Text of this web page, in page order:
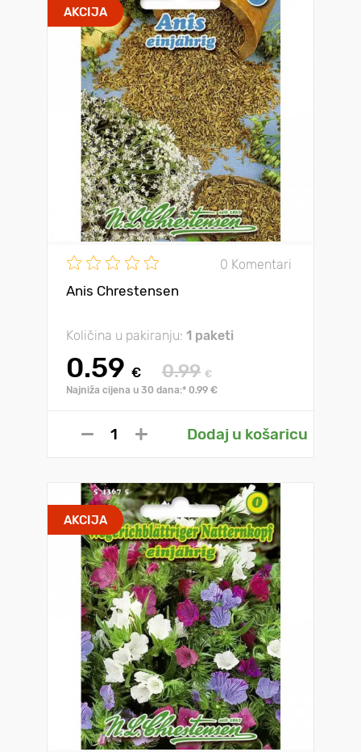
AKCIJA
0 Komentari
Anis Chrestensen
Količina u pakiranju: 1 paketi
0.59 € 0.99 €
Najniža cijena u 30 dana:* 0.99 €
Dodaj u košaricu
AKCIJA